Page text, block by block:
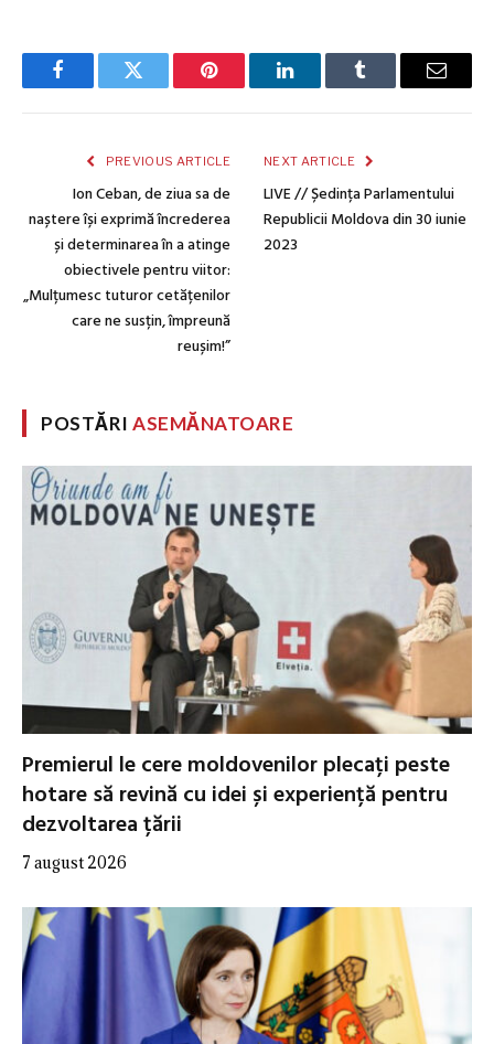
FacebookTwitter Pinterest LinkedInTumblr Email
PREVIOUS ARTICLE
Ion Ceban, de ziua sa de
naștere își exprimă încrederea
și determinarea în a atinge
obiectivele pentru viitor:
„Mulțumesc tuturor cetățenilor
care ne susțin, împreună
reușim!”
NEXT ARTICLE
LIVE // Ședința Parlamentului
Republicii Moldova din 30 iunie
2023
POSTĂRIASEMĂNATOARE
Premierul le cere moldovenilor plecați peste
hotare să revină cu idei și experiență pentru
dezvoltarea țării
7 august 2026